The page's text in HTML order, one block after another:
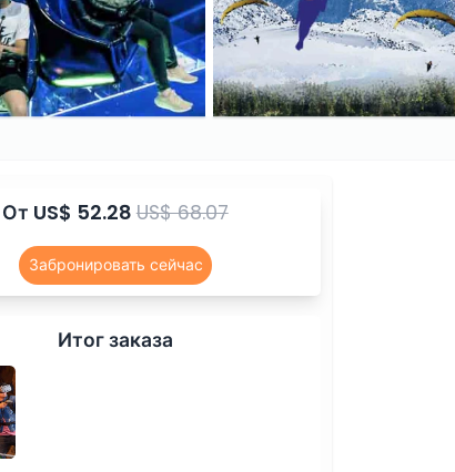
От US$ 52.28US$ 68.07
Забронировать сейчас
Итог заказа